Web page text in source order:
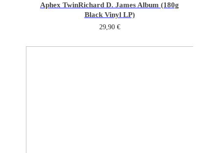
Aphex TwinRichard D. James Album (180g
Black Vinyl LP)
29,90 €